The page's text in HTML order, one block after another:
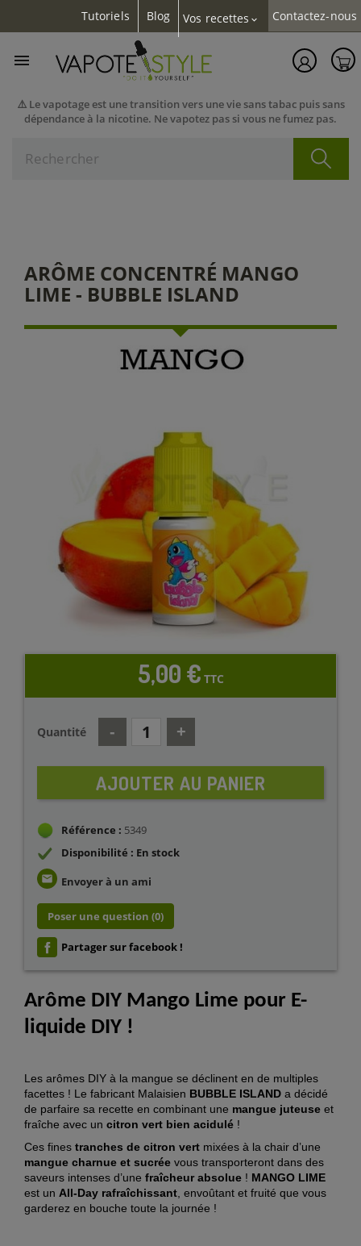
Tutoriels Blog Vos recettes expand_more Contactez-nous
⚠️ Le vapotage est une transition vers une vie sans tabac puis sans
dépendance à la nicotine. Ne vapotez pas si vous ne fumez pas.

ARÔME CONCENTRÉ MANGO
LIME - BUBBLE ISLAND
5,00 € TTC
Quantité
AJOUTER AU PANIER
Référence : 5349
Disponibilité : En stock
email Envoyer à un ami
Poser une question (0)
Partager sur facebook !
Arôme DIY Mango Lime pour E-
liquide DIY !
Les arômes DIY à la mangue se déclinent en de multiples
facettes ! Le fabricant Malaisien BUBBLE ISLAND a décidé
de parfaire sa recette en combinant une mangue juteuse et
fraîche avec un citron vert bien acidulé !
Ces fines tranches de citron vert mixées à la chair d’une
mangue charnue et sucrée vous transporteront dans des
saveurs intenses d’une fraîcheur absolue ! MANGO LIME
est un All-Day rafraîchissant, envoûtant et fruité que vous
garderez en bouche toute la journée !